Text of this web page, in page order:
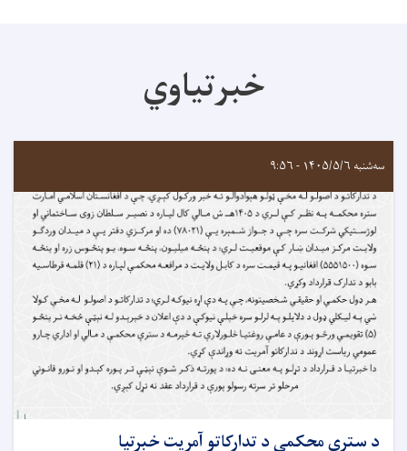
خبرتیاوي
سه‌شنبه ۱۴۰۵/۵/۶ - ۹:۵۶
د سترې محکمې د تدارکاتو آمريت خبرتيا